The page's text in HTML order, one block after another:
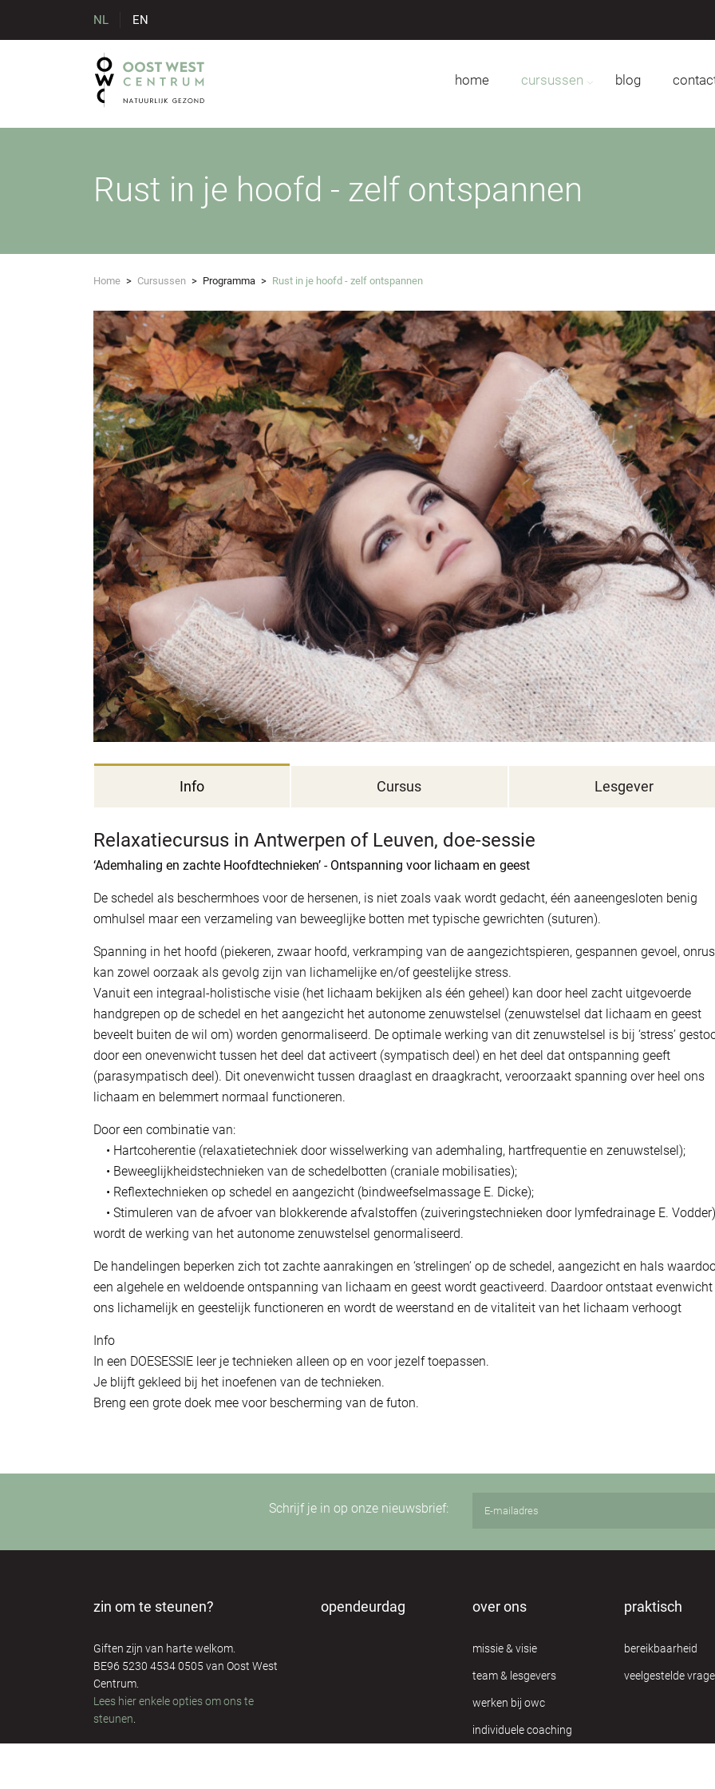
NL EN
home cursussen blog
Rust in je hoofd - zelf ontspannen
Home > Cursussen > Programma > Rust in je hoofd - zelf ontspannen
Info Cursus Lesgever
Relaxatiecursus in Antwerpen of Leuven, doe-sessie
‘Ademhaling en zachte Hoofdtechnieken’ - Ontspanning voor lichaam en geest
De schedel als beschermhoes voor de hersenen, is niet zoals vaak wordt gedacht, één aaneengesloten benig
omhulsel maar een verzameling van beweeglijke botten met typische gewrichten (suturen).
Spanning in het hoofd (piekeren, zwaar hoofd, verkramping van de aangezichtspieren, gespannen gevoel,
kan zowel oorzaak als gevolg zijn van lichamelijke en/of geestelijke stress.
Vanuit een integraal-holistische visie (het lichaam bekijken als één geheel) kan door heel zacht uitgevoerde
handgrepen op de schedel en het aangezicht het autonome zenuwstelsel (zenuwstelsel dat lichaam en geest
beveelt buiten de wil om) worden genormaliseerd. De optimale werking van dit zenuwstelsel is bij ‘stress’
door een onevenwicht tussen het deel dat activeert (sympatisch deel) en het deel dat ontspanning geeft
(parasympatisch deel). Dit onevenwicht tussen draaglast en draagkracht, veroorzaakt spanning over heel ons
lichaam en belemmert normaal functioneren.
Door een combinatie van:
• Hartcoherentie (relaxatietechniek door wisselwerking van ademhaling, hartfrequentie en zenuwstelsel);
• Beweeglijkheidstechnieken van de schedelbotten (craniale mobilisaties);
• Reflextechnieken op schedel en aangezicht (bindweefselmassage E. Dicke);
• Stimuleren van de afvoer van blokkerende afvalstoffen (zuiveringstechnieken door lymfedrainage E. Vodder)
wordt de werking van het autonome zenuwstelsel genormaliseerd.
De handelingen beperken zich tot zachte aanrakingen en ‘strelingen’ op de schedel, aangezicht en hals
een algehele en weldoende ontspanning van lichaam en geest wordt geactiveerd. Daardoor ontstaat evenwicht
ons lichamelijk en geestelijk functioneren en wordt de weerstand en de vitaliteit van het lichaam verhoogt
Info
In een DOESESSIE leer je technieken alleen op en voor jezelf toepassen.
Je blijft gekleed bij het inoefenen van de technieken.
Breng een grote doek mee voor bescherming van de futon.
Schrijf je in op onze nieuwsbrief:
zin om te steunen?
Giften zijn van harte welkom.
BE96 5230 4534 0505 van Oost West
Centrum.
Lees hier enkele opties om ons te
steunen
opendeurdag over ons
missie & visie
team & lesgevers
werken bij owc
individuele coaching
praktisch
bereikbaarheid
veelgestelde